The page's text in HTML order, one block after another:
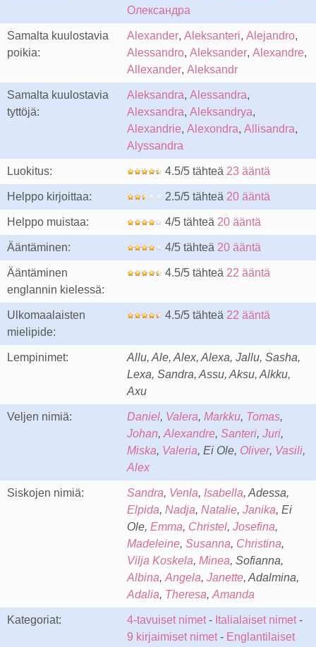
Олександра
Samalta kuulostavia
poikia:
Alexander, Aleksanteri, Alejandro,
Alessandro, Aleksander, Alexandre,
Allexander, Aleksandr
Samalta kuulostavia
tyttöjä:
Aleksandra, Alessandra,
Alexsandra, Aleksandrya,
Alexandrie, Alexondra, Allisandra,
Alyssandra
Luokitus: 4.5/5 tähteä 23 ääntä
Helppo kirjoittaa: 2.5/5 tähteä 20 ääntä
Helppo muistaa: 4/5 tähteä 20 ääntä
Ääntäminen: 4/5 tähteä 20 ääntä
Ääntäminen
englannin kielessä:
4.5/5 tähteä 22 ääntä
Ulkomaalaisten
mielipide:
4.5/5 tähteä 22 ääntä
Lempinimet:
Allu, Ale, Alex, Alexa, Jallu, Sasha,
Lexa, Sandra, Assu, Aksu, Alkku,
Axu
Veljen nimiä: Daniel, Valera, Markku, Tomas,
Johan, Alexandre, Santeri, Juri,
Miska, Valeria, Ei Ole, Oliver, Vasili,
Alex
Siskojen nimiä: Sandra, Venla, Isabella, Adessa,
Elpida, Nadja, Natalie, Janika, Ei
Ole, Emma, Christel, Josefina,
Madeleine, Susanna, Christina,
Vilja Koskela, Minea, Sofianna,
Albina, Angela, Janette, Adalmina,
Adalia, Theresa, Amanda
Kategoriat: 4-tavuiset nimet- Italialaiset nimet-
9 kirjaimiset nimet- Englantilaiset